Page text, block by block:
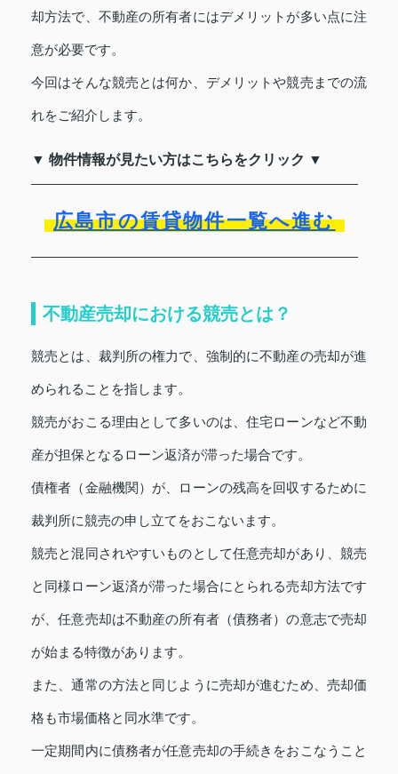
却方法で、不動産の所有者にはデメリットが多い点に注
意が必要です。
今回はそんな競売とは何か、デメリットや競売までの流
れをご紹介します。
▼ 物件情報が見たい方はこちらをクリック ▼
広島市の賃貸物件一覧へ進む
不動産売却における競売とは？
競売とは、裁判所の権力で、強制的に不動産の売却が進
められることを指します。
競売がおこる理由として多いのは、住宅ローンなど不動
産が担保となるローン返済が滞った場合です。
債権者（金融機関）が、ローンの残高を回収するために
裁判所に競売の申し立てをおこないます。
競売と混同されやすいものとして任意売却があり、競売
と同様ローン返済が滞った場合にとられる売却方法です
が、任意売却は不動産の所有者（債務者）の意志で売却
が始まる特徴があります。
また、通常の方法と同じように売却が進むため、売却価
格も市場価格と同水準です。
一定期間内に債務者が任意売却の手続きをおこなうこと